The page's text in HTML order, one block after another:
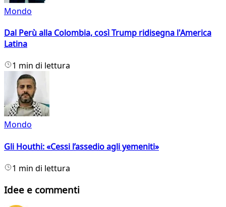
Mondo
Dal Perù alla Colombia, così Trump ridisegna l'America
Latina
1 min di lettura
Mondo
Gli Houthi: «Cessi l’assedio agli yemeniti»
1 min di lettura
Idee e commenti